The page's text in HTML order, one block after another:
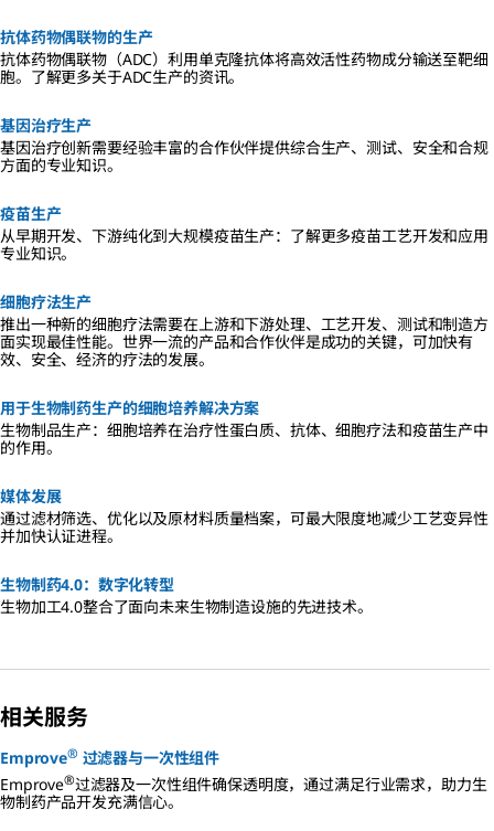
抗体药物偶联物的生产
抗体药物偶联物（ADC）利用单克隆抗体将高效活性药物成分输送至靶细
胞。了解更多关于ADC生产的资讯。
基因治疗生产
基因治疗创新需要经验丰富的合作伙伴提供综合生产、测试、安全和合规
方面的专业知识。
疫苗生产
从早期开发、下游纯化到大规模疫苗生产：了解更多疫苗工艺开发和应用
专业知识。
细胞疗法生产
推出一种新的细胞疗法需要在上游和下游处理、工艺开发、测试和制造方
面实现最佳性能。世界一流的产品和合作伙伴是成功的关键，可加快有
效、安全、经济的疗法的发展。
用于生物制药生产的细胞培养解决方案
生物制品生产：细胞培养在治疗性蛋白质、抗体、细胞疗法和疫苗生产中
的作用。
媒体发展
通过滤材筛选、优化以及原材料质量档案，可最大限度地减少工艺变异性
并加快认证进程。
生物制药4.0：数字化转型
生物加工4.0整合了面向未来生物制造设施的先进技术。
相关服务
Emprove® 过滤器与一次性组件
Emprove®过滤器及一次性组件确保透明度，通过满足行业需求，助力生
物制药产品开发充满信心。